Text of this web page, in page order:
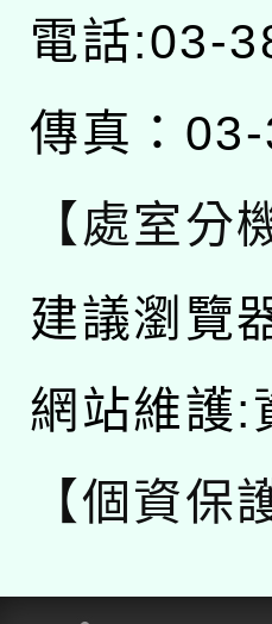
電話:03-
傳真：
【處室分
建議瀏覽
網站維護:
【個資保